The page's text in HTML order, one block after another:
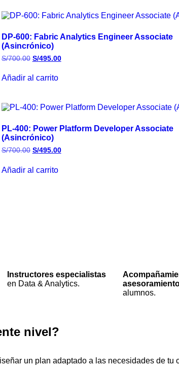
DP-600: Fabric Analytics Engineer Associate
(Asincrónico)
S/700.00 S/495.00
Añadir al carrito
PL-400: Power Platform Developer Associate
(Asincrónico)
S/700.00 S/495.00
Añadir al carrito
Instructores especialistas
en Data & Analytics.
alumnos.
nivel?
un plan adaptado a las necesidades de tu